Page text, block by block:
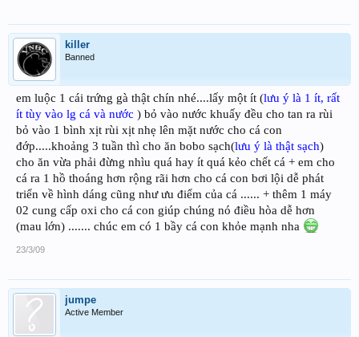
killer
Banned
em luộc 1 cái trứng gà thật chín nhé....lấy một ít (lưu ý là 1 ít, rất
ít tùy vào lg cá và nước ) bỏ vào nước khuấy đều cho tan ra rùi
bỏ vào 1 bình xịt rùi xịt nhẹ lên mặt nước cho cá con
đớp.....khoảng 3 tuần thì cho ăn bobo sạch(lưu ý là thật sạch)
cho ăn vừa phải đừng nhìu quá hay ít quá kẻo chết cá + em cho
cá ra 1 hồ thoáng hơn rộng rãi hơn cho cá con bơi lội dễ phát
triển về hình dáng cũng như ưu điểm của cá ...... + thêm 1 máy
02 cung cấp oxi cho cá con giúp chúng nó điều hòa dễ hơn
(mau lớn) ....... chúc em có 1 bầy cá con khỏe mạnh nha
23/3/09
jumpe
Active Member